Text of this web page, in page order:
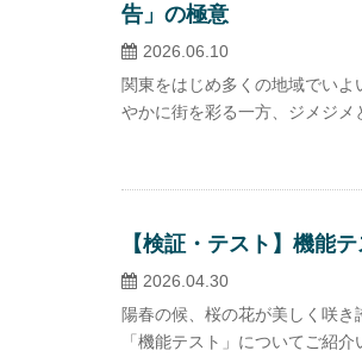
告」の極意
2026.06.10
関東をはじめ多くの地域でい
やかに街を彩る一方、ジメジメ
【検証・テスト】機能
2026.04.30
陽春の候、桜の花が美しく咲
「機能テスト」についてご紹